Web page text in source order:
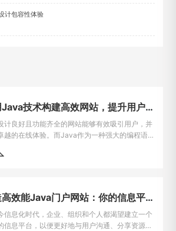
计包容性体验
利用Java技术构建高效网站，提升用户在线体验
计良好且功能齐全的网站能够有效吸引用户，并
越的在线体验。而Java作为一种强大的编程语
选择。
打造高效能Java门户网站：你的信息平台解决方案
信息化时代，企业、组织和个人都渴望建立一个
信息平台，以便更好地与用户沟通、分享资源和